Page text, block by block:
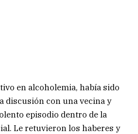
en alcoholemia, había sido
discusión con una vecina y
episodio dentro de la
Le retuvieron los haberes y